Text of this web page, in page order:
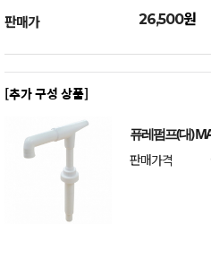
판매가 26,500원
[추가 구성 상품]
퓨레펌프(대)
판매가격